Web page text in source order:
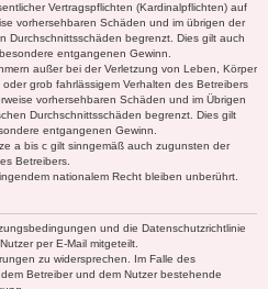
Vertragspflichten (Kardinalpflichten) auf
vorhersehbaren Schäden und im übrigen der
Durchschnittsschäden begrenzt. Dies gilt auch
entgangenen Gewinn.
außer bei der Verletzung von Leben, Körper
grob fahrlässigem Verhalten des Betreibers
vorhersehbaren Schäden und im Übrigen
Durchschnittsschäden begrenzt. Dies gilt
entgangenen Gewinn.
a bis c gilt sinngemäß auch zugunsten der
Betreibers.
nationalem Recht bleiben unberührt.
und die Datenschutzrichtlinie
per E-Mail mitgeteilt.
zu widersprechen. Im Falle des
Betreiber und dem Nutzer bestehende